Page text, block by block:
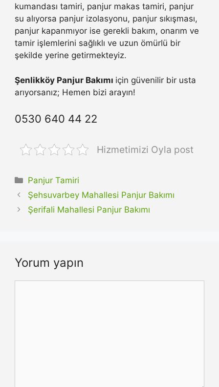
kumandası tamiri, panjur makas tamiri, panjur
su alıyorsa panjur izolasyonu, panjur sıkışması,
panjur kapanmıyor ise gerekli bakım, onarım ve
tamir işlemlerini sağlıklı ve uzun ömürlü bir
şekilde yerine getirmekteyiz.
Şenlikköy Panjur Bakımı için güvenilir bir usta
arıyorsanız; Hemen bizi arayın!
0530 640 44 22
Hizmetimizi Oyla post
Kategoriler
Panjur Tamiri
Şehsuvarbey Mahallesi Panjur Bakımı
Şerifali Mahallesi Panjur Bakımı
Yorum yapın